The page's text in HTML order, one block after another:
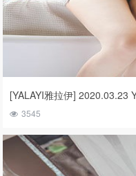
[YALAYI雅拉伊] 2020.03.23
3545